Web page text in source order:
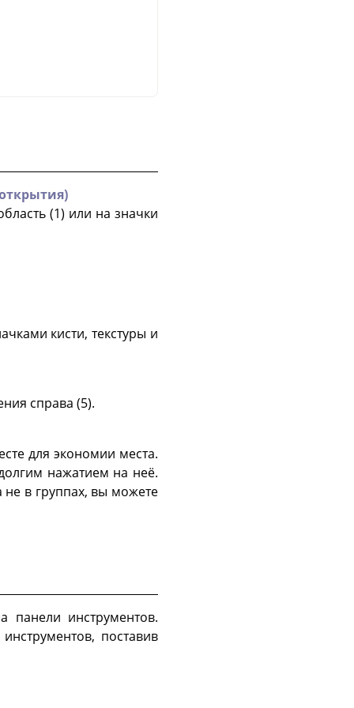
(1) или на значки
кисти, текстуры и
справа (5).
для экономии места.
нажатием на неё.
в группах, вы можете
панели инструментов.
поставив